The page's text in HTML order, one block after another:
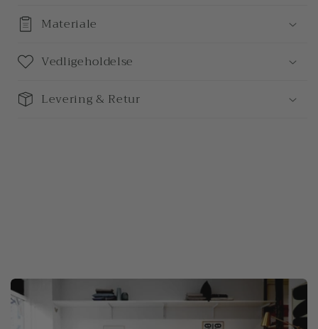
Materiale
Vedligeholdelse
Levering & Retur